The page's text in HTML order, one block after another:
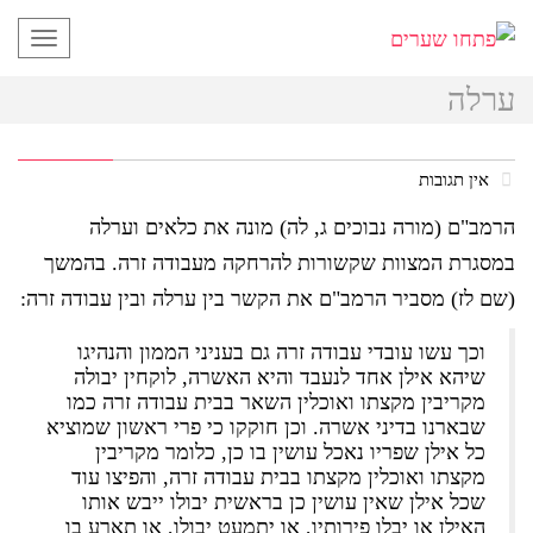
ערלה
אין תגובות
הרמב"ם (מורה נבוכים ג, לה) מונה את כלאים וערלה
במסגרת המצוות שקשורות להרחקה מעבודה זרה. בהמשך
(שם לז) מסביר הרמב"ם את הקשר בין ערלה ובין עבודה זרה:
וכך עשו עובדי עבודה זרה גם בעניני הממון והנהיגו
שיהא אילן אחד לנעבד והיא האשרה, לוקחין יבולה
מקריבין מקצתו ואוכלין השאר בבית עבודה זרה כמו
שבארנו בדיני אשרה. וכן חוקקו כי פרי ראשון שמוציא
כל אילן שפריו נאכל עושין בו כן, כלומר מקריבין
מקצתו ואוכלין מקצתו בבית עבודה זרה, והפיצו עוד
שכל אילן שאין עושין כן בראשית יבולו ייבש אותו
האילן או יבלו פירותיו, או יתמעט יבולו, או תארע בו